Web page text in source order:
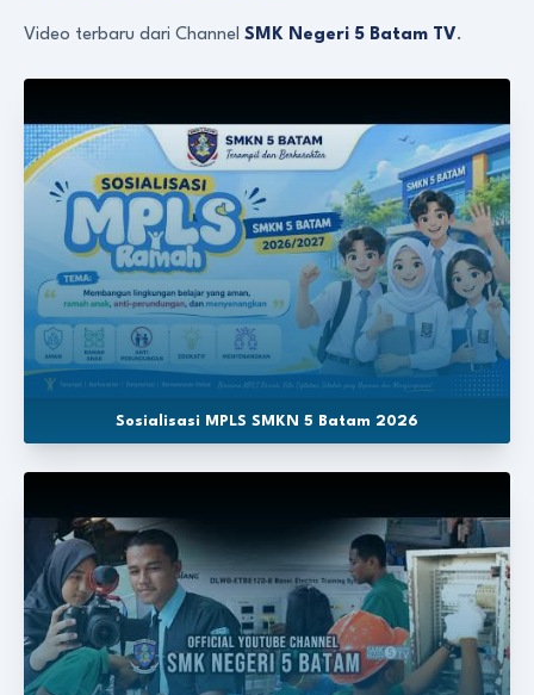
Video terbaru dari Channel SMK Negeri 5 Batam TV.
Sosialisasi MPLS SMKN 5 Batam 2026